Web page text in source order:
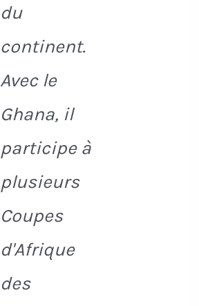
du
continent.
Avec le
Ghana, il
participe à
plusieurs
Coupes
d'Afrique
des